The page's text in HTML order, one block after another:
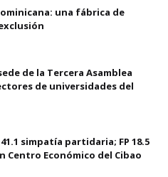
una fábrica de
de la Tercera Asamblea
de universidades del
simpatía partidaria; FP 18.5
Centro Económico del Cibao